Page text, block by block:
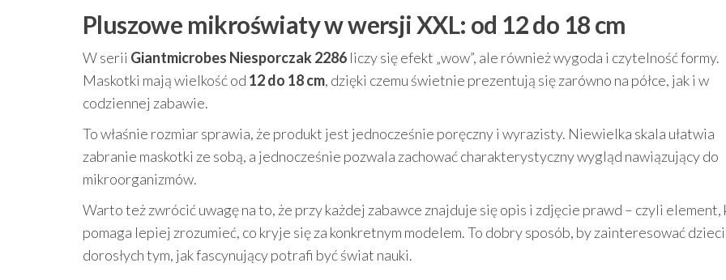
Pluszowe mikroświaty w wersji XXL: od 12 do 18 cm
W serii Giantmicrobes Niesporczak 2286 liczy się efekt „wow”, ale również wygoda i czytelność formy.
Maskotki mają wielkość od 12 do 18 cm, dzięki czemu świetnie prezentują się zarówno na półce, jak i w
codziennej zabawie.
To właśnie rozmiar sprawia, że produkt jest jednocześnie poręczny i wyrazisty. Niewielka skala ułatwia
zabranie maskotki ze sobą, a jednocześnie pozwala zachować charakterystyczny wygląd nawiązujący do
mikroorganizmów.
Warto też zwrócić uwagę na to, że przy każdej zabawce znajduje się opis i zdjęcie prawd – czyli
pomaga lepiej zrozumieć, co kryje się za konkretnym modelem. To dobry sposób, by zainteresować
dorosłych tym, jak fascynujący potrafi być świat nauki.